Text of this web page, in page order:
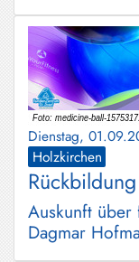
Dienstag,
Holzkirchen
Auskunft über
Dagmar